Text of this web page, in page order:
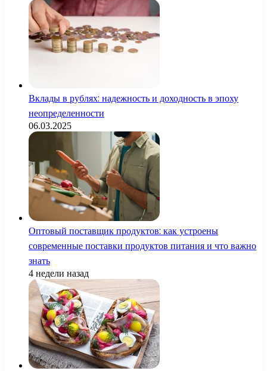
Вклады в рублях: надежность и доходность в эпоху
неопределенности
06.03.2025
Оптовый поставщик продуктов: как устроены
современные поставки продуктов питания и что важно
знать
4 недели назад